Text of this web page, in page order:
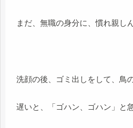
まだ、無職の身分に、慣れ親し
洗顔の後、ゴミ出しをして、鳥
遅いと、「ゴハン、ゴハン」と